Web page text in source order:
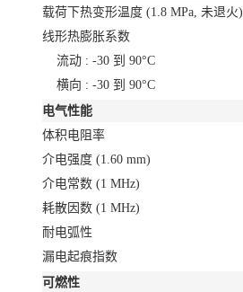
载荷下热变形温度 (1.8 MPa, 未退火)
线形热膨胀系数
流动 : -30 到 90°C
横向 : -30 到 90°C
电气性能
体积电阻率
介电强度 (1.60 mm)
介电常数 (1 MHz)
耗散因数 (1 MHz)
耐电弧性
漏电起痕指数
可燃性